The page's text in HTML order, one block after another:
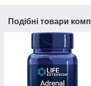
Подібні товари